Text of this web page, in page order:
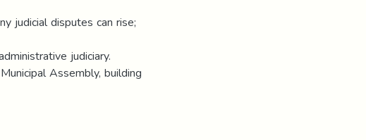
judicial disputes can rise;
judiciary.
Assembly, building